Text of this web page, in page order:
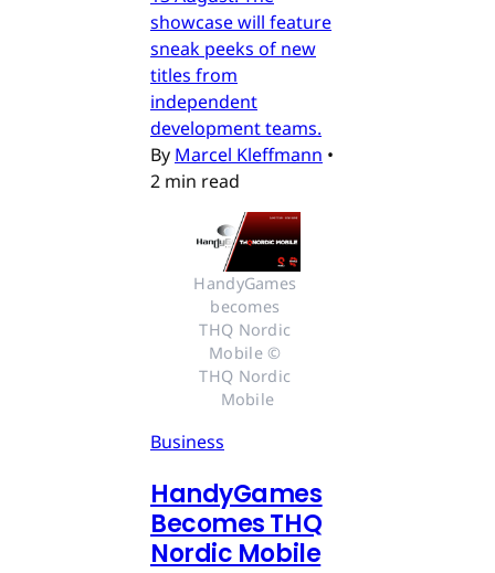
showcase will feature
sneak peeks of new
titles from
independent
development teams.
By Marcel Kleffmann •
2 min read
HandyGames
becomes
THQ Nordic
Mobile ©
THQ Nordic
Mobile
Business
HandyGames
Becomes THQ
Nordic Mobile